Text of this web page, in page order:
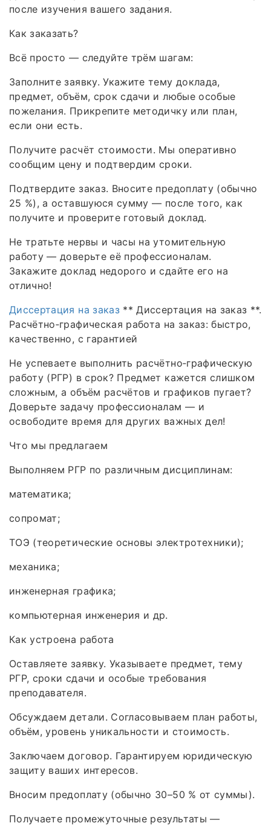
после изучения вашего задания.
Как заказать?
Всё просто — следуйте трём шагам:
Заполните заявку. Укажите тему доклада,
предмет, объём, срок сдачи и любые особые
пожелания. Прикрепите методичку или план,
если они есть.
Получите расчёт стоимости. Мы оперативно
сообщим цену и подтвердим сроки.
Подтвердите заказ. Вносите предоплату (обычно
25 %), а оставшуюся сумму — после того, как
получите и проверите готовый доклад.
Не тратьте нервы и часы на утомительную
работу — доверьте её профессионалам.
Закажите доклад недорого и сдайте его на
отлично!
Диссертация на заказ ** Диссертация на заказ **.
Расчётно‑графическая работа на заказ: быстро,
качественно, с гарантией
Не успеваете выполнить расчётно‑графическую
работу (РГР) в срок? Предмет кажется слишком
сложным, а объём расчётов и графиков пугает?
Доверьте задачу профессионалам — и
освободите время для других важных дел!
Что мы предлагаем
Выполняем РГР по различным дисциплинам:
математика;
сопромат;
ТОЭ (теоретические основы электротехники);
механика;
инженерная графика;
компьютерная инженерия и др.
Как устроена работа
Оставляете заявку. Указываете предмет, тему
РГР, сроки сдачи и особые требования
преподавателя.
Обсуждаем детали. Согласовываем план работы,
объём, уровень уникальности и стоимость.
Заключаем договор. Гарантируем юридическую
защиту ваших интересов.
Вносим предоплату (обычно 30–50 % от суммы).
Получаете промежуточные результаты —